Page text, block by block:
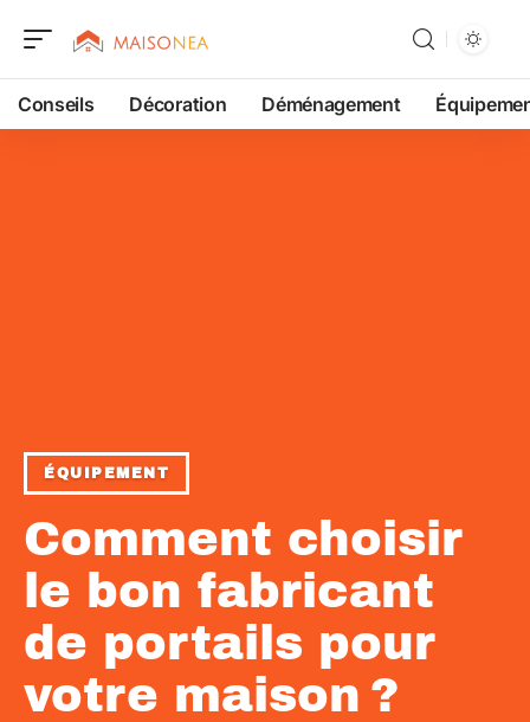
Conseils Décoration Déménagement
ÉQUIPEMENT
Comment choisir
le bon fabricant
de portails pour
votre maison ?